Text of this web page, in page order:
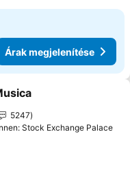
Árak megjelenítése
a kedvencekhez
5247
Stock Exchange Palace